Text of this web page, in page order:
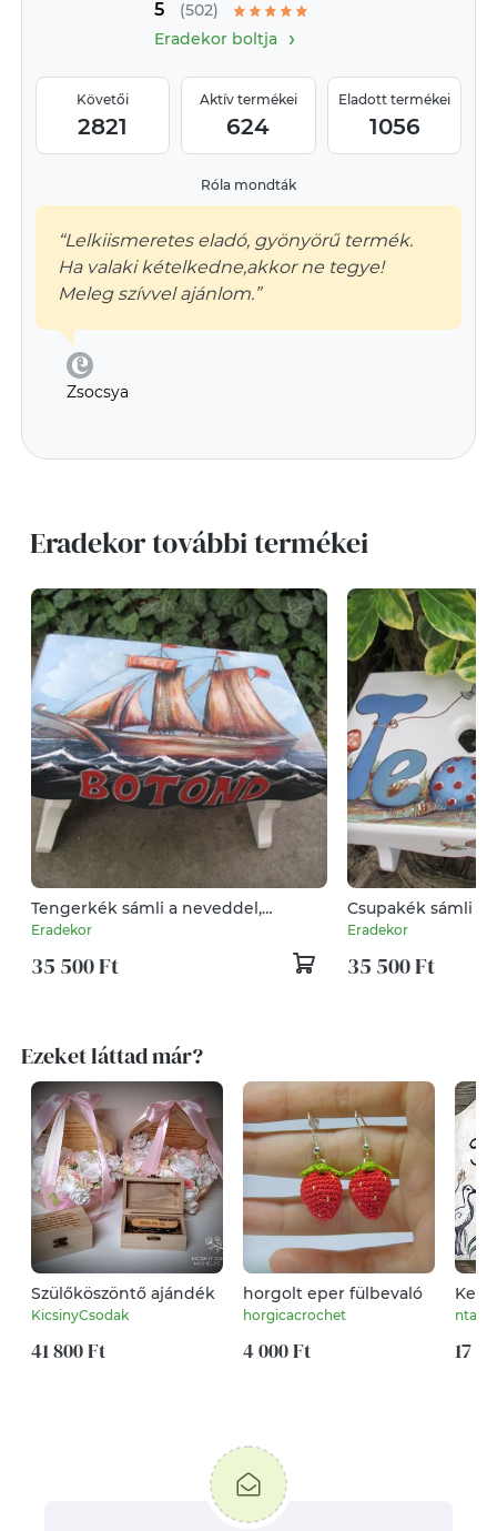
provence-i stílus jegyében
5
(502)
Eradekor boltja›
Követői
2821
Aktív termékei
624
Eladott termékei
1056
Róla mondták
“Lelkiismeretes eladó, gyönyörű termék.
Ha valaki kételkedne,akkor ne tegye!
Meleg szívvel ajánlom.”
Zsocsya
Eradekor további termékei
Tengerkék sámli a neveddel,
kisfiúknak
Eradekor
35 500 Ft
Csupakék sámli a
kisfiúknak
Eradekor
35 500 Ft
Ezeket láttad már?
Szülőköszöntő ajándék
KicsinyCsodak
41 800 Ft
horgolt eper fülbevaló
horgicacrochet
4 000 Ft
tábla
17